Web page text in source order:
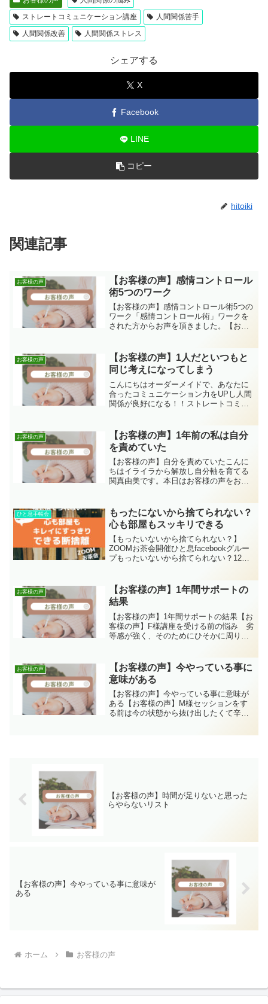
ストレートコミュニケーション講座
人間関係苦手
人間関係改善
人間関係ストレス
シェアする
X
Facebook
LINE
コピー
hitoiki
関連記事
お客様の声
【お客様の声】感情コントロール
術5つのワーク
【お客様の声】感情コントロール術5つの
ワーク「感情コントロール術」ワークを
された方からお声を頂きました。【お客
いことですね！客観的に冷静に物事を考
えられてその時に見え...
お客様の声
【お客様の声】1人だといつもと
同じ考えになってしまう
こんにちはオーダーメイドで、あなたに
合ったコミュニケーション力をUPし人間
関係が良好になる！！ストレートコミュ
の説明会＆無料個別相談お申込みはこち
らから￬【お客様の声】...
お客様の声
【お客様の声】1年前の私は自分
を責めていた
【お客様の声】自分を責めていたこんに
ちはイライラから解放し自分軸を育てる
関真由美です。本日はお客様の声をお届
責めていた【ストレートコミュニケーシ
ョン講座を受ける前の悩...
ひと息手帳会
もったにないから捨てられない？
心も部屋もスッキリできる
【もったいないから捨てられない？】
ZOOMお茶会開催ひと息facebookグルー
プもったいないから捨てられない？12月
捨てられない。あなたは、そんなことあ
りませんか？実...
お客様の声
【お客様の声】1年間サポートの
結果
【お客様の声】1年間サポートの結果【お
客様の声】F様講座を受ける前の悩み 劣
等感が強く、そのためにひそかに周りと
強かった。 自分の良いところしか見せ
てはいけないと絶えず...
お客様の声
【お客様の声】今やっている事に
意味がある
【お客様の声】今やっている事に意味が
ある【お客様の声】M様セッションをす
る前は今の状態から抜け出したくて辛か
【お客様の声】時間が足りないと思った
らやらないリスト
【お客様の声】今やっている事に意味が
ある
ホーム お客様の声